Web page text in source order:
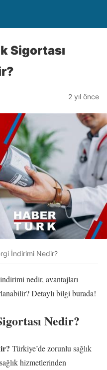
Sigortası
2 yıl önce
İndirimi Nedir?
nedir, avantajları
Detaylı bilgi burada!
Nedir?
Türkiye’de zorunlu sağlık
hizmetlerinden